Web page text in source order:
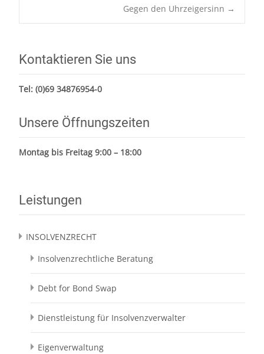
Gegen den Uhrzeigersinn →
Kontaktieren Sie uns
Tel: (0)69 34876954-0
Unsere Öffnungszeiten
Montag bis Freitag 9:00 – 18:00
Leistungen
INSOLVENZRECHT
Insolvenzrechtliche Beratung
Debt for Bond Swap
Dienstleistung für Insolvenzverwalter
Eigenverwaltung